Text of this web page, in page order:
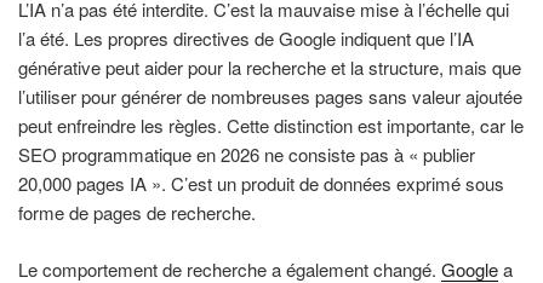
L’IA n’a pas été interdite. C’est la mauvaise mise à l’échelle qui
l’a été. Les propres directives de Google indiquent que l’IA
générative peut aider pour la recherche et la structure, mais que
l’utiliser pour générer de nombreuses pages sans valeur ajoutée
peut enfreindre les règles. Cette distinction est importante, car le
SEO programmatique en 2026 ne consiste pas à « publier
20,000 pages IA ». C’est un produit de données exprimé sous
forme de pages de recherche.
Le comportement de recherche a également changé. Googlea